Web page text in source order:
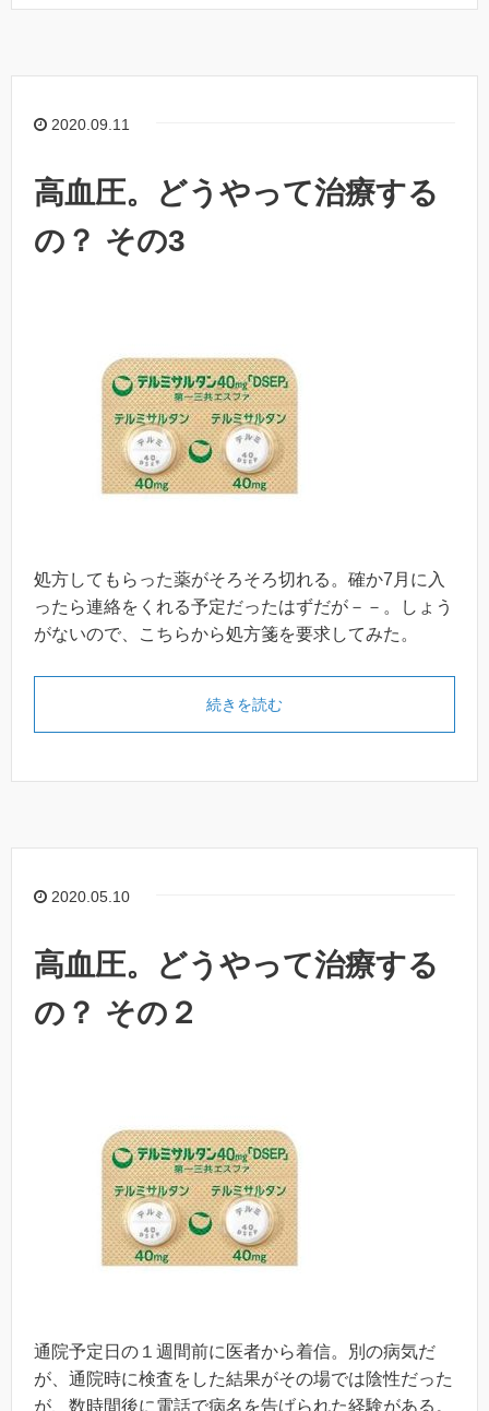
2020.09.11
高血圧。どうやって治療する
の？ その3
処方してもらった薬がそろそろ切れる。確か7月に入
ったら連絡をくれる予定だったはずだが－－。しょう
がないので、こちらから処方箋を要求してみた。
続きを読む
2020.05.10
高血圧。どうやって治療する
の？ その２
通院予定日の１週間前に医者から着信。別の病気だ
が、通院時に検査をした結果がその場では陰性だった
が、数時間後に電話で病名を告げられた経験がある。